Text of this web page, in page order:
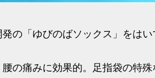
の「ゆびのばソックス」をは
の痛みに効果的。足指袋の特